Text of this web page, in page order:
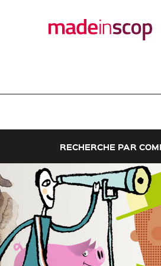
RECHERCHE PAR